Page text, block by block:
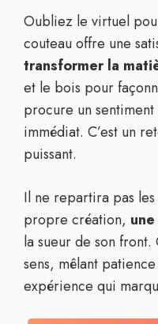
Oubliez le virtuel
couteau offre une
transformer la
et le bois pour
procure un sentiment
immédiat. C’est un
puissant.
Il ne repartira pas
propre création,
la sueur de son front.
sens, mêlant
expérience qui